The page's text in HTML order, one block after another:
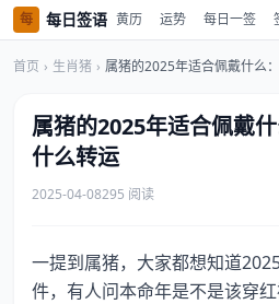
每 每日签语 黄历 运势 每日一签
首页 › 生肖猪 › 属猪的2025年适合佩戴什么
属猪的2025年适合佩戴
什么转运
2025-04-08295 阅读
一提到属猪，大家都想知道2025年该戴点什么吉利物
件，有人问本命年是不是该穿